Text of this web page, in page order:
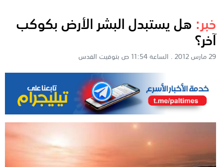
خبر: هل يستبدل البشر الأرض بكوكب
آخر؟
29 مارس 2012 . الساعة 11:54 ص بتوقيت القدس